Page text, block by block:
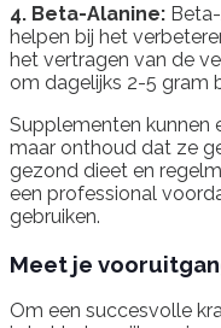
4. Beta-Alanine:
helpen bij het
het vertragen van de
om dagelijks 2-5 gram
Supplementen kunnen
maar onthoud dat ze
gezond dieet en
een professional
gebruiken.
Meet je
Om een succesvolle